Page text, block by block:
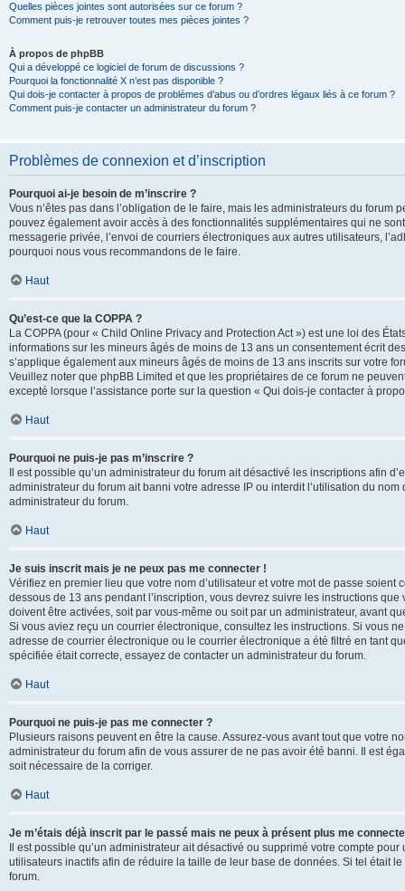
Quelles pièces jointes sont autorisées sur ce forum ?
Comment puis-je retrouver toutes mes pièces jointes ?
À propos de phpBB
Qui a développé ce logiciel de forum de discussions ?
Pourquoi la fonctionnalité X n’est pas disponible ?
Qui dois-je contacter à propos de problèmes d’abus ou d’ordres légaux liés à ce forum ?
Comment puis-je contacter un administrateur du forum ?
Problèmes de connexion et d’inscription
Pourquoi ai-je besoin de m’inscrire ?
Vous n’êtes pas dans l’obligation de le faire, mais les administrateurs du
pouvez également avoir accès à des fonctionnalités supplémentaires qui ne
messagerie privée, l’envoi de courriers électroniques aux autres utilisateurs,
pourquoi nous vous recommandons de le faire.
Haut
Qu’est-ce que la COPPA ?
La COPPA (pour « Child Online Privacy and Protection Act ») est une loi des
informations sur les mineurs âgés de moins de 13 ans un consentement écrit
s’applique également aux mineurs âgés de moins de 13 ans inscrits sur votre
Veuillez noter que phpBB Limited et que les propriétaires de ce forum ne
excepté lorsque l’assistance porte sur la question « Qui dois-je contacter à
Haut
Pourquoi ne puis-je pas m’inscrire ?
Il est possible qu’un administrateur du forum ait désactivé les inscriptions afin
administrateur du forum ait banni votre adresse IP ou interdit l’utilisation du
administrateur du forum.
Haut
Je suis inscrit mais je ne peux pas me connecter !
Vérifiez en premier lieu que votre nom d’utilisateur et votre mot de passe
dessous de 13 ans pendant l’inscription, vous devrez suivre les instructions
doivent être activées, soit par vous-même ou soit par un administrateur, avant
Si vous aviez reçu un courrier électronique, consultez les instructions. Si vous
adresse de courrier électronique ou le courrier électronique a été filtré en tant
spécifiée était correcte, essayez de contacter un administrateur du forum.
Haut
Pourquoi ne puis-je pas me connecter ?
Plusieurs raisons peuvent en être la cause. Assurez-vous avant tout que votre
administrateur du forum afin de vous assurer de ne pas avoir été banni. Il est
soit nécessaire de la corriger.
Haut
Je m’étais déjà inscrit par le passé mais ne peux à présent plus me
Il est possible qu’un administrateur ait désactivé ou supprimé votre compte
utilisateurs inactifs afin de réduire la taille de leur base de données. Si tel était
forum.